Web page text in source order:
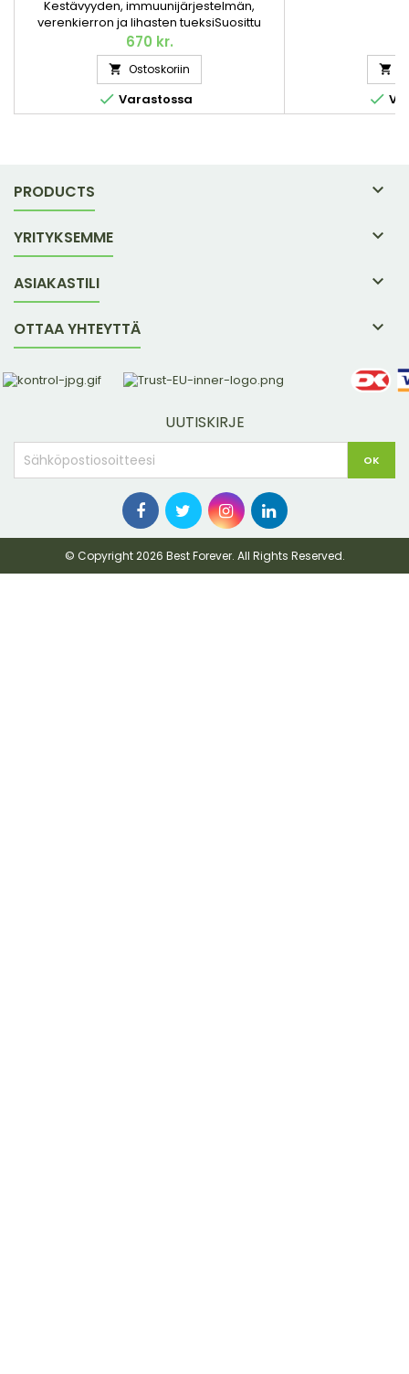
Kestävyyden, immuunijärjestelmän,
verenkierron ja lihasten tueksiSuosittu
ravintolisämme sinulle, joka elät – tai
haluat elää – aktiivista elämäntapaa.
Sisältää aminohappo L-arginiinia sekä
useita tärkeitä vitamiineja, jotka tukevat
aktiivista elämäntapaa. 300 g / 30
670 kr.
 Ostoskoriin
 Varastossa


PRODUCTS 
YRITYKSEMME 
ASIAKASTILI 
OTTAA YHTEYTTÄ 
UUTISKIRJE
© Copyright 2026 Best Forever. All Rights Reserved.